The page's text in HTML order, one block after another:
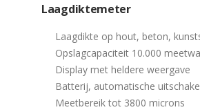
Laagdiktemeter
Laagdikte op hout, beton,
Opslagcapaciteit 10.000
Display met heldere weergave
Batterij, automatische
Meetbereik tot 3800 microns